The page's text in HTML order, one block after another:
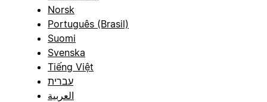
Norsk
Português (Brasil)
Suomi
Svenska
Tiếng Việt
עברית
العربية